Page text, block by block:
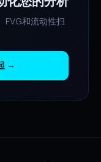
FVG和流动性扫
→